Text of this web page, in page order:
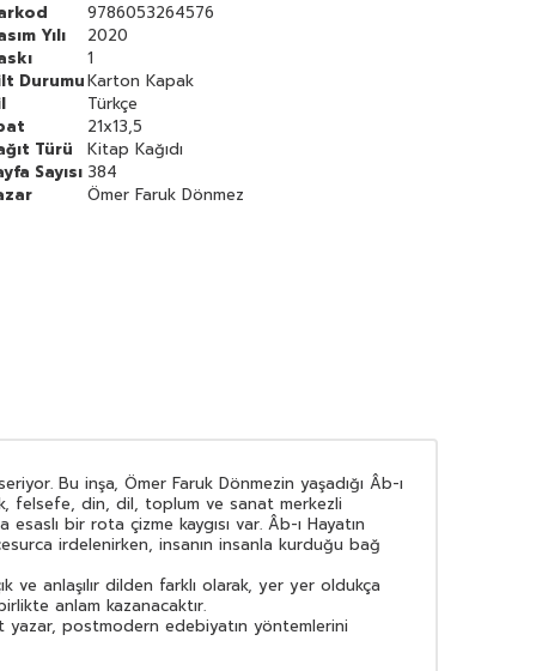
9786053264576
Yılı
2020
1
DurumuKarton Kapak
Türkçe
21x13,5
Türü
Kitap Kağıdı
Sayısı 384
Ömer Faruk Dönmez
Bu inşa, Ömer Faruk Dönmezin yaşadığı Âb-ı
felsefe, din, dil, toplum ve sanat merkezli
bir rota çizme kaygısı var. Âb-ı Hayatın
irdelenirken, insanın insanla kurduğu bağ
ve anlaşılır dilden farklı olarak, yer yer oldukça
anlam kazanacaktır.
yazar, postmodern edebiyatın yöntemlerini